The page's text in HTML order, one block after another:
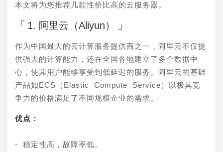
本文将为您推荐几款性价比高的云服务器。
1. 阿里云（Aliyun）
作为中国最大的云计算服务提供商之一，阿里云不仅提
供强大的计算能力，还在全国各地建立了多个数据中
心，使其用户能够享受到低延迟的服务。阿里云的基础
产品如ECS（Elastic Compute Service）以极具竞
争力的价格满足了不同规模企业的需求。
优点：
- 稳定性高，故障率低。